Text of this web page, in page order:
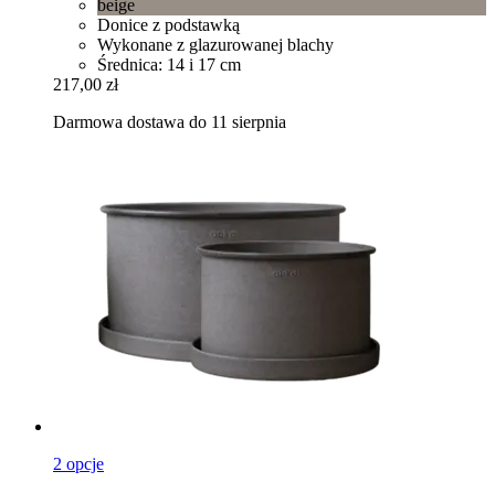
beige
Donice z podstawką
Wykonane z glazurowanej blachy
Średnica: 14 i 17 cm
217,00 zł
Darmowa dostawa do 11 sierpnia
2 opcje